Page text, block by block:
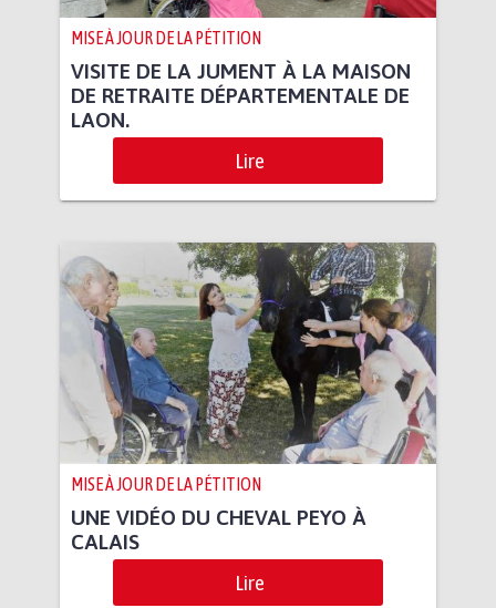
MISE À JOUR DE LA PÉTITION
VISITE DE LA JUMENT À LA MAISON
DE RETRAITE DÉPARTEMENTALE DE
LAON.
Lire
MISE À JOUR DE LA PÉTITION
UNE VIDÉO DU CHEVAL PEYO À
CALAIS
Lire